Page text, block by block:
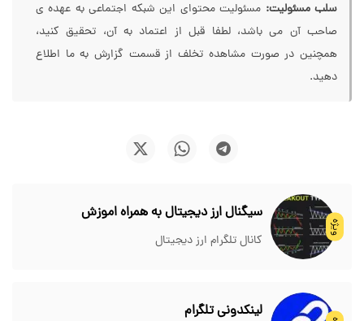
سلب مسئولیت: مسئولیت محتوای این شبکه اجتماعی به عهده ی
صاحب آن می باشد، لطفا قبل از اعتماد به آن، تحقیق کنید،
همچنین در صورت مشاهده تخلف از قسمت گزارش به ما اطلاع
دهید.
ویژه
سیگنال ارز دیجیتال به همراه اموزش
کانال تلگرام ارز دیجیتال
لینکدونی تلگرام